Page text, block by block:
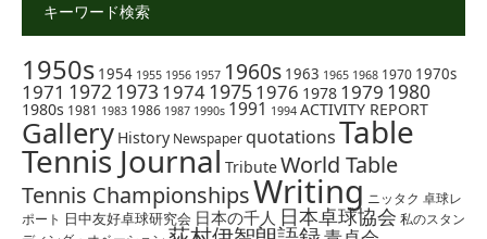
キーワード検索
1950s 1954 1955 1956 1957 1960s 1963 1965 1968 1970 1970s
1971 19721973 197419751976 1978 1979 1980
1980s 1981 1983 1986 1987 1990s 1991 1994 ACTIVITY REPORT
Gallery History Newspaper quotationsTable
Tennis Journal TributeWorld Table
Tennis ChampionshipsWriting ニッタク 卓球レ
ポート 日中友好卓球研究会 日本の千人 日本卓球協会 私のスタン